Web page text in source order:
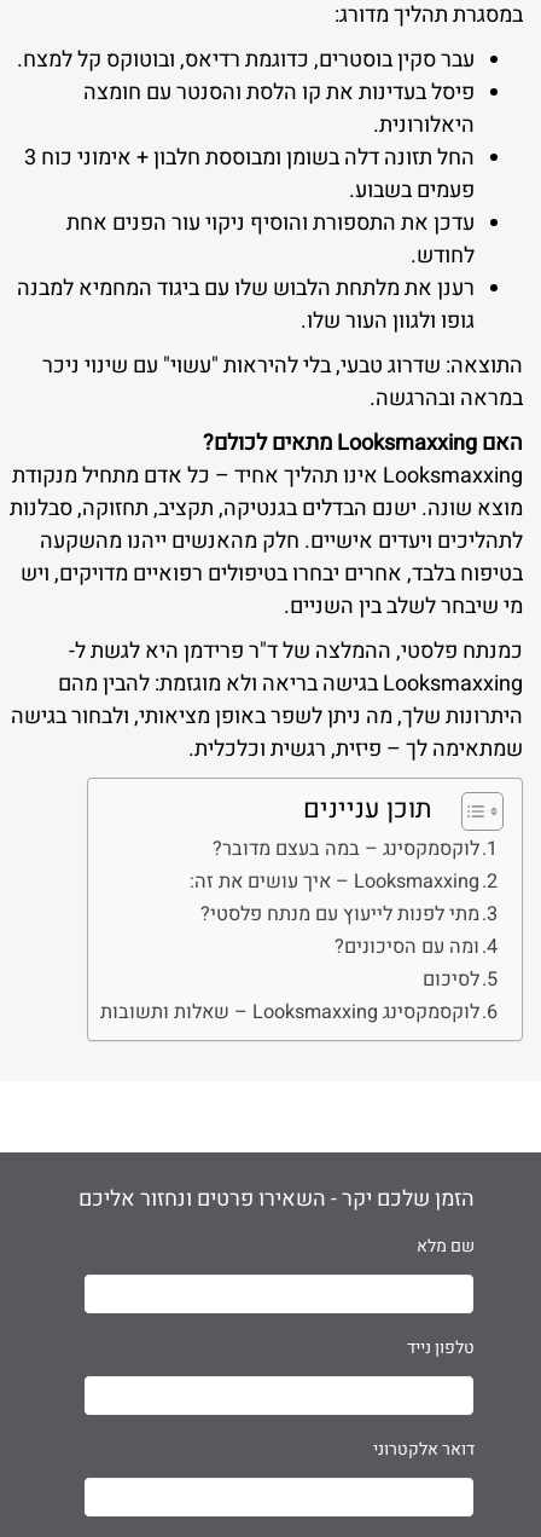
במסגרת תהליך מדורג:
עבר סקין בוסטרים, כדוגמת רדיאס, ובוטוקס קל למצח.
פיסל בעדינות את קו הלסת והסנטר עם חומצה
היאלורונית.
החל תזונה דלה בשומן ומבוססת חלבון + אימוני כוח 3
פעמים בשבוע.
עדכן את התספורת והוסיף ניקוי עור הפנים אחת
לחודש.
רענן את מלתחת הלבוש שלו עם ביגוד המחמיא למבנה
גופו ולגוון העור שלו.
התוצאה: שדרוג טבעי, בלי להיראות "עשוי" עם שינוי ניכר
במראה ובהרגשה.
האם Looksmaxxing מתאים לכולם?
Looksmaxxing אינו תהליך אחיד – כל אדם מתחיל מנקודת
מוצא שונה. ישנם הבדלים בגנטיקה, תקציב, תחזוקה, סבלנות
לתהליכים ויעדים אישיים. חלק מהאנשים ייהנו מהשקעה
בטיפוח בלבד, אחרים יבחרו בטיפולים רפואיים מדויקים, ויש
מי שיבחר לשלב בין השניים.
כמנתח פלסטי, ההמלצה של ד"ר פרידמן היא לגשת ל-
Looksmaxxing בגישה בריאה ולא מוגזמת: להבין מהם
היתרונות שלך, מה ניתן לשפר באופן מציאותי, ולבחור בגישה
שמתאימה לך – פיזית, רגשית וכלכלית.
תוכן עניינים
לוקסמקסינג – במה בעצם מדובר?
Looksmaxxing – איך עושים את זה:
מתי לפנות לייעוץ עם מנתח פלסטי?
ומה עם הסיכונים?
לסיכום
לוקסמקסינג Looksmaxxing – שאלות ותשובות
הזמן שלכם יקר - השאירו פרטים ונחזור אליכם
שם מלא
טלפון נייד
דואר אלקטרוני